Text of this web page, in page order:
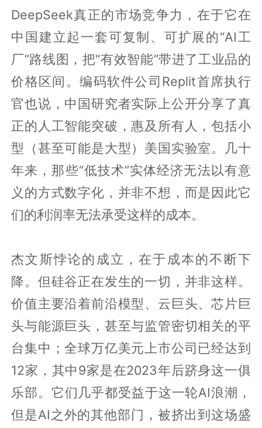
DeepSeek真正的市场竞争力，在于它在
中国建立起一套可复制、可扩展的“AI工
厂”路线图，把“有效智能”带进了工业品的
价格区间。编码软件公司Replit首席执行
官也说，中国研究者实际上公开分享了真
正的人工智能突破，惠及所有人，包括小
型（甚至可能是大型）美国实验室。几十
年来，那些“低技术”实体经济无法以有意
义的方式数字化，并非不想，而是因此它
们的利润率无法承受这样的成本。
杰文斯悖论的成立，在于成本的不断下
降。但硅谷正在发生的一切，并非这样。
价值主要沿着前沿模型、云巨头、芯片巨
头与能源巨头，甚至与监管密切相关的平
台集中；全球万亿美元上市公司已经达到
12家，其中9家是在2023年后跻身这一俱
乐部。它们几乎都受益于这一轮AI浪潮，
但是AI之外的其他部门，被挤出到这场盛